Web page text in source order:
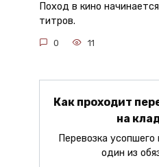
Поход в кино
титров.
0 11
Как проходит
на
Перевозка
один из